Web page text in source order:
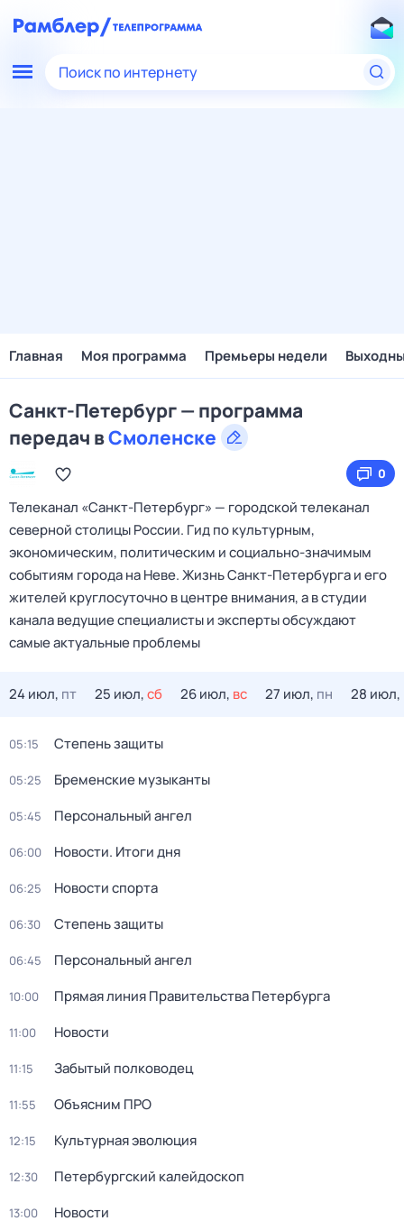
Поиск по интернету
Главная Моя программа Премьеры недели
Санкт-Петербург — программа
передач вСмоленске
0
Телеканал «Санкт‑Петербург» — городской телеканал
северной столицы России. Гид по культурным,
экономическим, политическим и социально‑значимым
событиям города на Неве. Жизнь Санкт‑Петербурга и его
жителей круглосуточно в центре внимания, а в студии
канала ведущие специалисты и эксперты обсуждают
самые актуальные проблемы
24 июл, пт 25 июл,сб 26 июл, вс 27 июл, пн 28 июл,
05:15 Степень защиты
05:25 Бременские музыканты
05:45 Персональный ангел
06:00 Новости. Итоги дня
06:25 Новости спорта
06:30 Степень защиты
06:45 Персональный ангел
10:00 Прямая линия Правительства Петербурга
11:00 Новости
11:15 Забытый полководец
11:55 Объясним ПРО
12:15 Культурная эволюция
12:30 Петербургский калейдоскоп
13:00 Новости